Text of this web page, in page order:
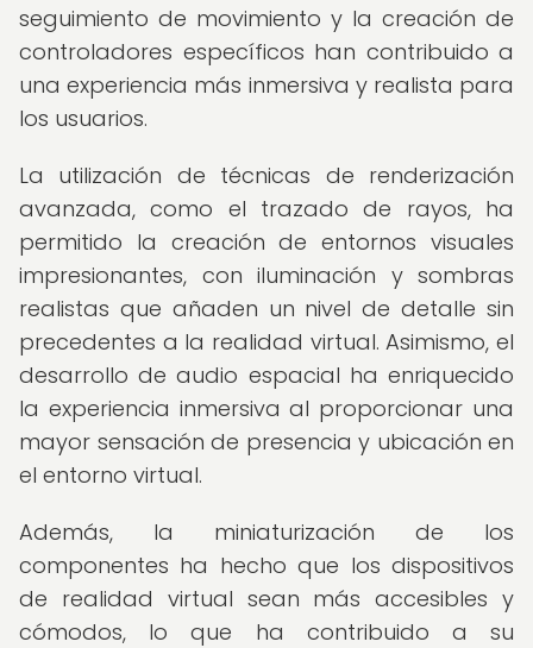
seguimiento de movimiento y la creación de
controladores específicos han contribuido a
una experiencia más inmersiva y realista para
los usuarios.
La utilización de técnicas de renderización
avanzada, como el trazado de rayos, ha
permitido la creación de entornos visuales
impresionantes, con iluminación y sombras
realistas que añaden un nivel de detalle sin
precedentes a la realidad virtual. Asimismo, el
desarrollo de audio espacial ha enriquecido
la experiencia inmersiva al proporcionar una
mayor sensación de presencia y ubicación en
el entorno virtual.
Además, la miniaturización de los
componentes ha hecho que los dispositivos
de realidad virtual sean más accesibles y
cómodos, lo que ha contribuido a su